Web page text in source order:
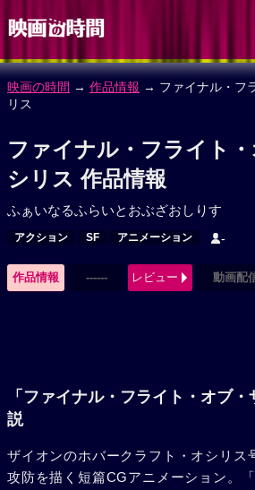
映画の時間 → 作品情報 → ファイナル・フ
リス
ファイナル・フライト
シリス 作品情報
ふぁいなるふらいとおぶざおしりす
アクション SF アニメーション -
作品情報 ------ レビュー 動画配
「ファイナル・フライト・オブ
説
ザイオンのホバークラフト・オシリス
攻防を描く短篇CGアニメーション。